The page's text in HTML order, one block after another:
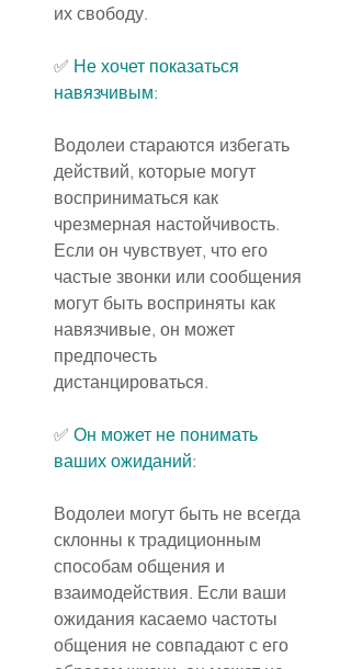
их свободу.
✅ Не хочет показаться
навязчивым:
Водолеи стараются избегать
действий, которые могут
восприниматься как
чрезмерная настойчивость.
Если он чувствует, что его
частые звонки или сообщения
могут быть восприняты как
навязчивые, он может
предпочесть
дистанцироваться.
✅ Он может не понимать
ваших ожиданий:
Водолеи могут быть не всегда
склонны к традиционным
способам общения и
взаимодействия. Если ваши
ожидания касаемо частоты
общения не совпадают с его